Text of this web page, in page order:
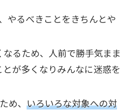
やるべきことをきちんとや
るため、人前で勝手気まま
が多くなりみんなに迷惑を
、 いろいろな対象への対